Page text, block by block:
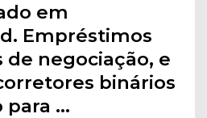
em
Empréstimos
negociação, e
binários
para …